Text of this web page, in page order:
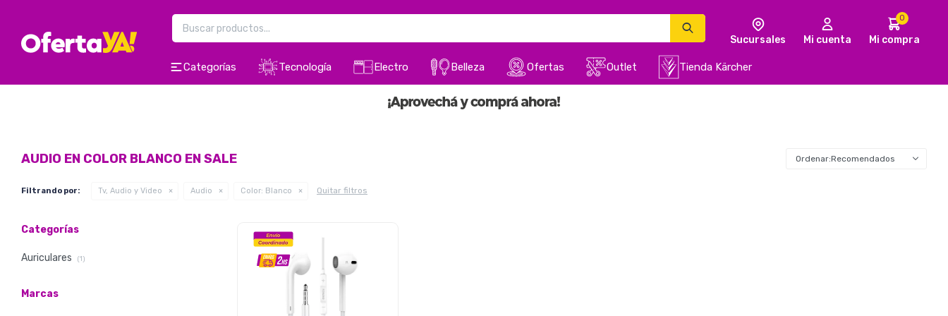
Categorías Tecnología Electro Belleza Ofertas Outlet Tienda Kärcher
0
AUDIO EN COLOR BLANCO EN SALE Recomendados
Filtrando por: Tv, Audio y Video Audio Color: Blanco Quitar filtros
Categorías
Auriculares (1)
Marcas